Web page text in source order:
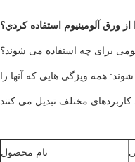
از ورق آلومينيوم استفاده کردي؟
برای چه استفاده می شوند؟
همه ویژگی هایی که آنها را
نام محصول